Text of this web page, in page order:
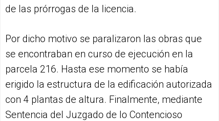
de las prórrogas de la licencia.
Por dicho motivo se paralizaron las obras que
se encontraban en curso de ejecución en la
parcela 216. Hasta ese momento se había
erigido la estructura de la edificación autorizada
con 4 plantas de altura. Finalmente, mediante
Sentencia del Juzgado de lo Contencioso